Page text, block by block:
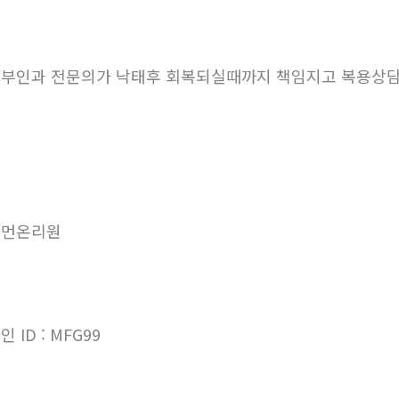
인과 전문의가 낙태후 회복되실때까지 책임지고 복용상
온리원
ID : MFG99